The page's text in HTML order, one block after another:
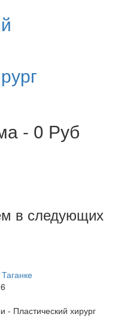
- 0 Руб
в следующих
- Пластический хирург